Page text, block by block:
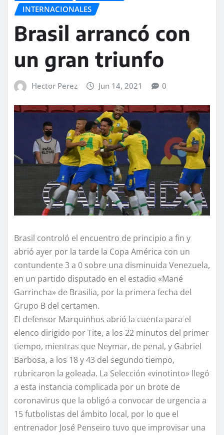
INTERNACIONALES
Brasil arrancó con
un gran triunfo
Hector Perez Jun 14, 2021 0
Brasil controló el encuentro de principio a fin y
abrió ayer por la tarde la Copa América con un
contundente 3 a 0 sobre una disminuida Venezuela,
en un partido disputado en el estadio «Mané
Garrincha» de Brasilia, por la primera fecha del
Grupo B del certamen.
El defensor Marquinhos abrió la cuenta para el
elenco dirigido por Tite, a los 22 minutos del primer
tiempo, mientras que Neymar, de penal, y Gabriel
Barbosa, a los 18 y 43 del segundo tiempo,
rubricaron la goleada. La Selección «vinotinto» llegó
a esta instancia complicada por un brote de
coronavirus que la obligó a convocar de urgencia a
15 futbolistas del ámbito local, por lo que el
entrenador José Penseiro tuvo que improvisar una